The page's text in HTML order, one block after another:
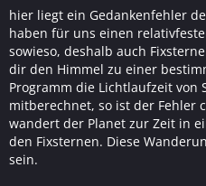
hier liegt ein Gedankenfehler
haben für uns einen
sowieso, deshalb auch
dir den Himmel zu einer
Programm die Lichtlaufzeit von
mitberechnet, so ist der Fehler
wandert der Planet zur Zeit in
den Fixsternen. Diese
sein.